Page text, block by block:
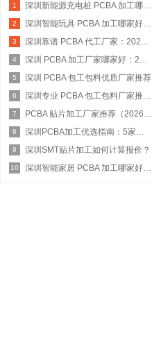
1 深圳新能源充电桩 PCBA 加工哪家好：2026 权威选型指南
2 深圳智能玩具 PCBA 加工哪家好：2026 权威选型指南
3 深圳靠谱 PCBA 代工厂家：2026 年权威选型指南
4 深圳 PCBA 加工厂家哪家好：2026 权威选型指南
5 深圳 PCBA 包工包料优质厂家推荐
6 深圳专业 PCBA 包工包料厂家推荐：2026 年权威选型指南
7 PCBA 贴片加工厂家推荐（2026 权威指南）
8 深圳PCBA加工优选指南：5家具备IATF 16949资质的源头工厂深度盘点
9 深圳SMT贴片加工如何计算报价？
10 深圳智能家居 PCBA 加工哪家好：2026 年权威选型指南